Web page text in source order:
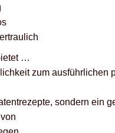
…
zum ausführlichen
sondern ein